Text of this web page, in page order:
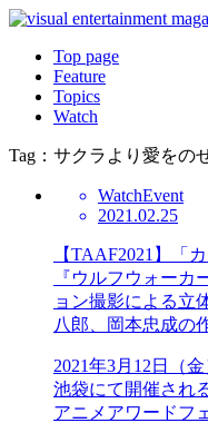
Top page
Feature
Topics
Watch
Tag：サクラより愛をの
WatchEvent
2021.02.25
【TAAF2021】「
『ウルフウォーカ
ョン撮影による立
八郎、岡本忠成の
2021年3月12日（
池袋にて開催され
アニメアワードフ